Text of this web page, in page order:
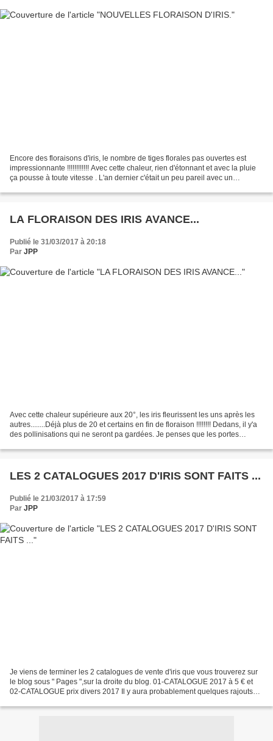
Encore des floraisons d'iris, le nombre de tiges florales pas ouvertes est
impressionnante !!!!!!!!!!!! Avec cette chaleur, rien d'étonnant et avec la pluie
ça pousse à toute vitesse . L'an dernier c'était un peu pareil avec un
LA FLORAISON DES IRIS AVANCE...
Publié le 31/03/2017 à 20:18
Par JPP
Avec cette chaleur supérieure aux 20°, les iris fleurissent les uns après les
autres........Déjà plus de 20 et certains en fin de floraison !!!!!!!! Dedans, il y'a
des pollinisations qui ne seront pa gardées. Je penses que les portes
LES 2 CATALOGUES 2017 D'IRIS SONT FAITS ...
Publié le 21/03/2017 à 17:59
Par JPP
Je viens de terminer les 2 catalogues de vente d'iris que vous trouverez sur
le blog sous " Pages ",sur la droite du blog. 01-CATALOGUE 2017 à 5 € et
02-CATALOGUE prix divers 2017 Il y aura probablement quelques rajouts